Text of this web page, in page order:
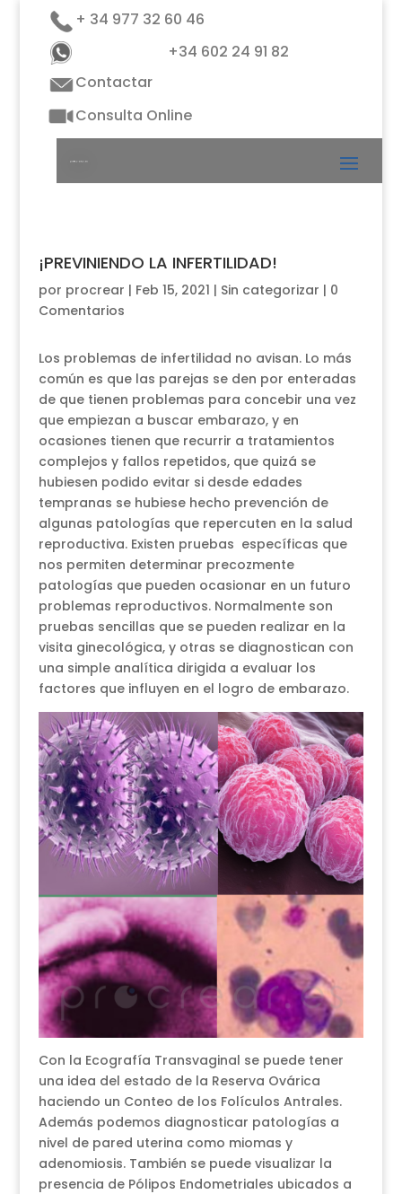
+ 34 977 32 60 46
+34 602 24 91 82
Contactar
Consulta Online
¡PREVINIENDO LA INFERTILIDAD!
por procrear | Feb 15, 2021 | Sin categorizar | 0
Comentarios
Los problemas de infertilidad no avisan. Lo más
común es que las parejas se den por enteradas
de que tienen problemas para concebir una vez
que empiezan a buscar embarazo, y en
ocasiones tienen que recurrir a tratamientos
complejos y fallos repetidos, que quizá se
hubiesen podido evitar si desde edades
tempranas se hubiese hecho prevención de
algunas patologías que repercuten en la salud
reproductiva. Existen pruebas específicas que
nos permiten determinar precozmente
patologías que pueden ocasionar en un futuro
problemas reproductivos. Normalmente son
pruebas sencillas que se pueden realizar en la
visita ginecológica, y otras se diagnostican con
una simple analítica dirigida a evaluar los
factores que influyen en el logro de embarazo.
Con la Ecografía Transvaginal se puede tener
una idea del estado de la Reserva Ovárica
haciendo un Conteo de los Folículos Antrales.
Además podemos diagnosticar patologías a
nivel de pared uterina como miomas y
adenomiosis. También se puede visualizar la
presencia de Pólipos Endometriales ubicados a